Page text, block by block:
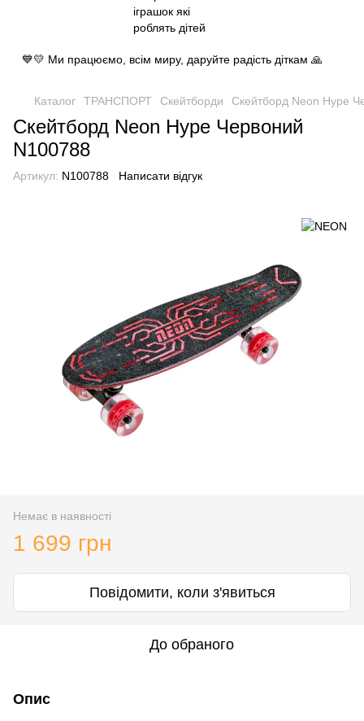
💙💛 Ми працюємо, всім миру, даруйте радість діткам 🙏
Каталог ТРАНСПОРТ Cкейтборди Скейтборд Neon Hype
Скейтборд Neon Hype Червоний
N100788
Артикул: N100788 Написати відгук
Немає в наявності
1 699 грн
Повідомити, коли з'явиться
До обраного
Опис